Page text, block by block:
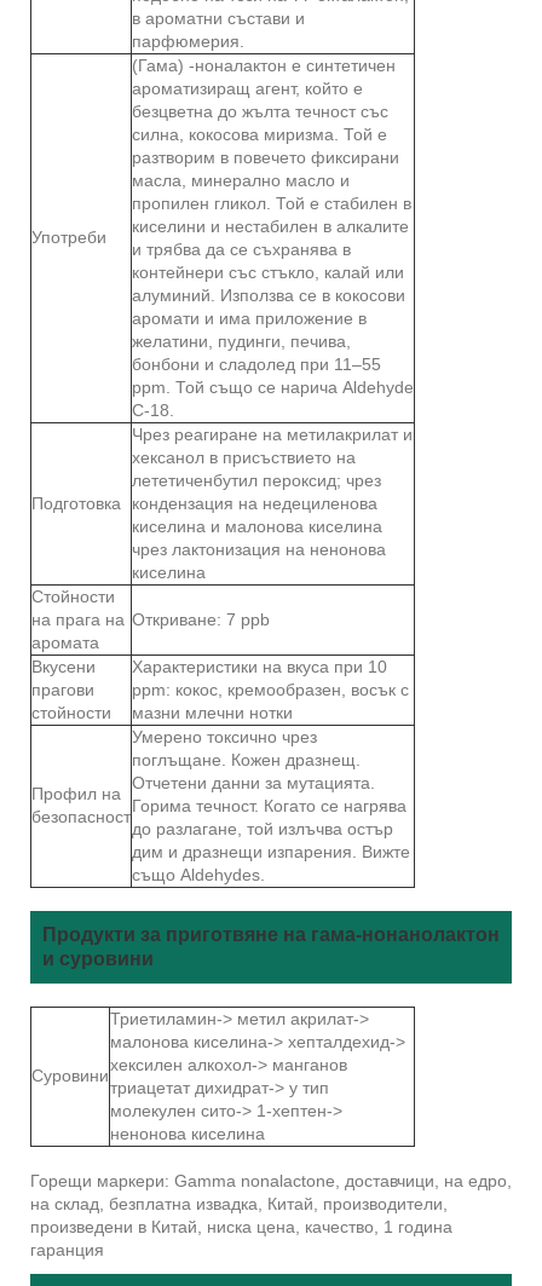
в ароматни състави и
парфюмерия.
Употреби
(Гама) -ноналактон е синтетичен
ароматизиращ агент, който е
безцветна до жълта течност със
силна, кокосова миризма. Той е
разтворим в повечето фиксирани
масла, минерално масло и
пропилен гликол. Той е стабилен в
киселини и нестабилен в алкалите
и трябва да се съхранява в
контейнери със стъкло, калай или
алуминий. Използва се в кокосови
аромати и има приложение в
желатини, пудинги, печива,
бонбони и сладолед при 11–55
ppm. Той също се нарича Aldehyde
C-18.
Подготовка
Чрез реагиране на метилакрилат и
хексанол в присъствието на
лететиченбутил пероксид; чрез
кондензация на недециленова
киселина и малонова киселина
чрез лактонизация на ненонова
киселина
Стойности
на прага на
аромата
Откриване: 7 ppb
Вкусени
прагови
стойности
Характеристики на вкуса при 10
ppm: кокос, кремообразен, восък с
мазни млечни нотки
Профил на
безопасност
Умерено токсично чрез
поглъщане. Кожен дразнещ.
Отчетени данни за мутацията.
Горима течност. Когато се нагрява
до разлагане, той излъчва остър
дим и дразнещи изпарения. Вижте
също Aldehydes.
Продукти за приготвяне на гама-нонанолактон
и суровини
Суровини
Триетиламин-> метил акрилат->
малонова киселина-> хепталдехид->
хексилен алкохол-> манганов
триацетат дихидрат-> y тип
молекулен сито-> 1-хептен->
ненонова киселина
Горещи маркери: Gamma nonalactone, доставчици, на едро,
на склад, безплатна извадка, Китай, производители,
произведени в Китай, ниска цена, качество, 1 година
гаранция